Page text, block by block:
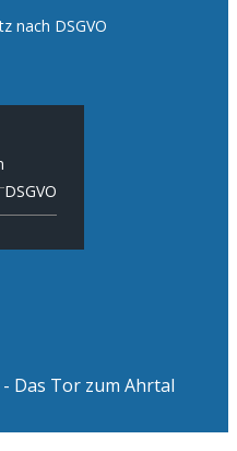
nach DSGVO
Das Tor zum Ahrtal